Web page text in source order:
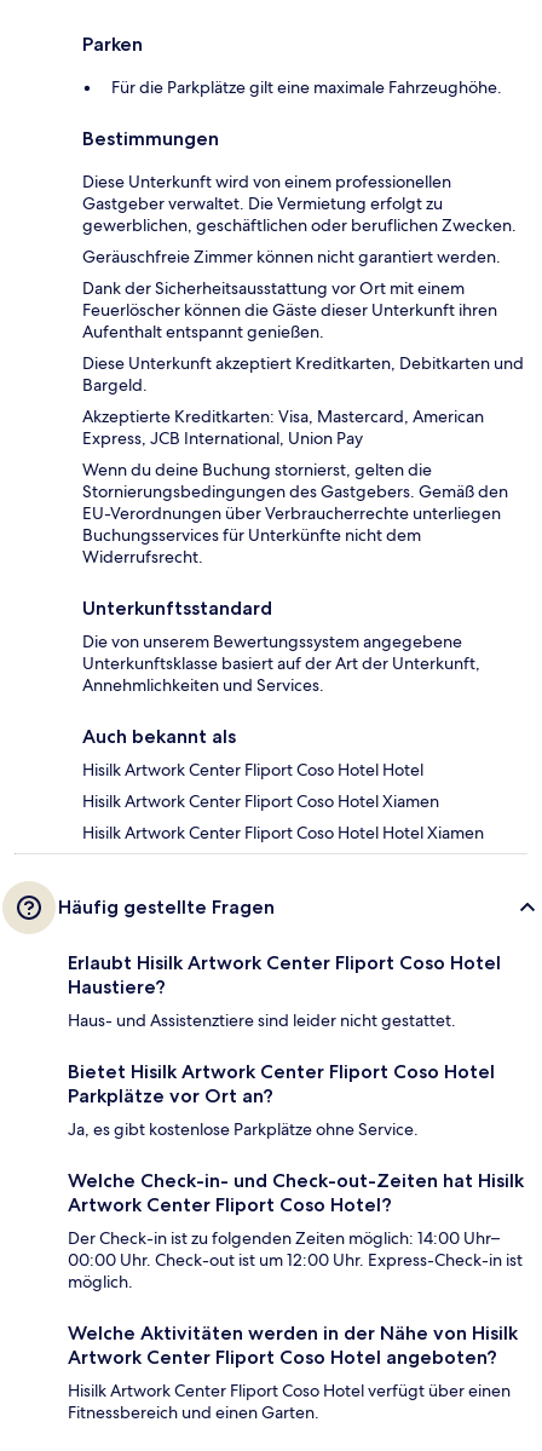
Parken
Für die Parkplätze gilt eine maximale Fahrzeughöhe.
Bestimmungen
Diese Unterkunft wird von einem professionellen
Gastgeber verwaltet. Die Vermietung erfolgt zu
gewerblichen, geschäftlichen oder beruflichen Zwecken.
Geräuschfreie Zimmer können nicht garantiert werden.
Dank der Sicherheitsausstattung vor Ort mit einem
Feuerlöscher können die Gäste dieser Unterkunft ihren
Aufenthalt entspannt genießen.
Diese Unterkunft akzeptiert Kreditkarten, Debitkarten und
Bargeld.
Akzeptierte Kreditkarten: Visa, Mastercard, American
Express, JCB International, Union Pay
Wenn du deine Buchung stornierst, gelten die
Stornierungsbedingungen des Gastgebers. Gemäß den
EU-Verordnungen über Verbraucherrechte unterliegen
Buchungsservices für Unterkünfte nicht dem
Widerrufsrecht.
Unterkunftsstandard
Die von unserem Bewertungssystem angegebene
Unterkunftsklasse basiert auf der Art der Unterkunft,
Annehmlichkeiten und Services.
Auch bekannt als
Hisilk Artwork Center Fliport Coso Hotel Hotel
Hisilk Artwork Center Fliport Coso Hotel Xiamen
Hisilk Artwork Center Fliport Coso Hotel Hotel Xiamen
Häufig gestellte Fragen
Erlaubt Hisilk Artwork Center Fliport Coso Hotel
Haustiere?
Haus- und Assistenztiere sind leider nicht gestattet.
Bietet Hisilk Artwork Center Fliport Coso Hotel
Parkplätze vor Ort an?
Ja, es gibt kostenlose Parkplätze ohne Service.
Welche Check-in- und Check-out-Zeiten hat Hisilk
Artwork Center Fliport Coso Hotel?
Der Check-in ist zu folgenden Zeiten möglich: 14:00 Uhr–
00:00 Uhr. Check-out ist um 12:00 Uhr. Express-Check-in ist
möglich.
Welche Aktivitäten werden in der Nähe von Hisilk
Artwork Center Fliport Coso Hotel angeboten?
Hisilk Artwork Center Fliport Coso Hotel verfügt über einen
Fitnessbereich und einen Garten.